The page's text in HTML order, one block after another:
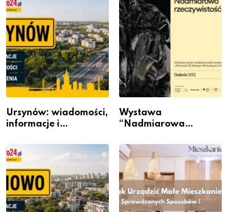
Ursynów: wiadomości,
informacje i
Wystawa
“Nadmiarowa
Galerii XX1